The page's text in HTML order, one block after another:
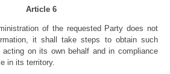
Article 6
of the requested Party does not
it shall take steps to obtain such
on its own behalf and in compliance
in its territory.